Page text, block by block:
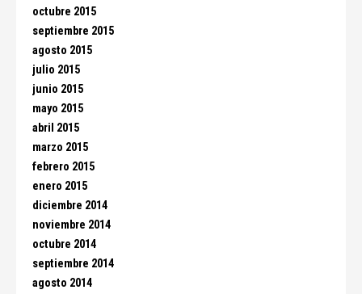
octubre 2015
septiembre 2015
agosto 2015
julio 2015
junio 2015
mayo 2015
abril 2015
marzo 2015
febrero 2015
enero 2015
diciembre 2014
noviembre 2014
octubre 2014
septiembre 2014
agosto 2014